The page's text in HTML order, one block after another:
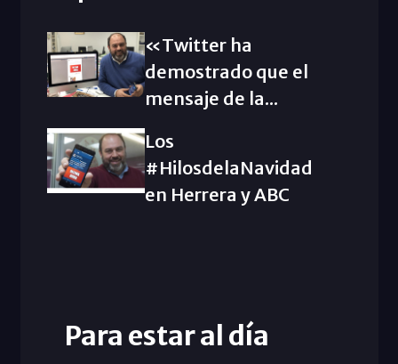
«Twitter ha
demostrado que el
mensaje de la...
Los
#HilosdelaNavidad
en Herrera y ABC
Para estar al día